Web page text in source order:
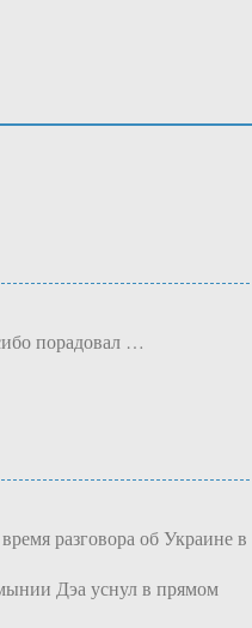
порадовал …
разговора об Украине в
Дэа уснул в прямом